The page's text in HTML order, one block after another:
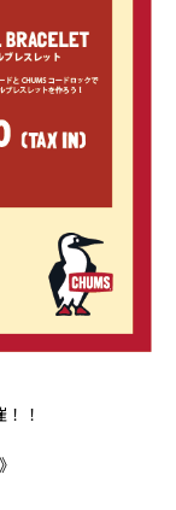
！